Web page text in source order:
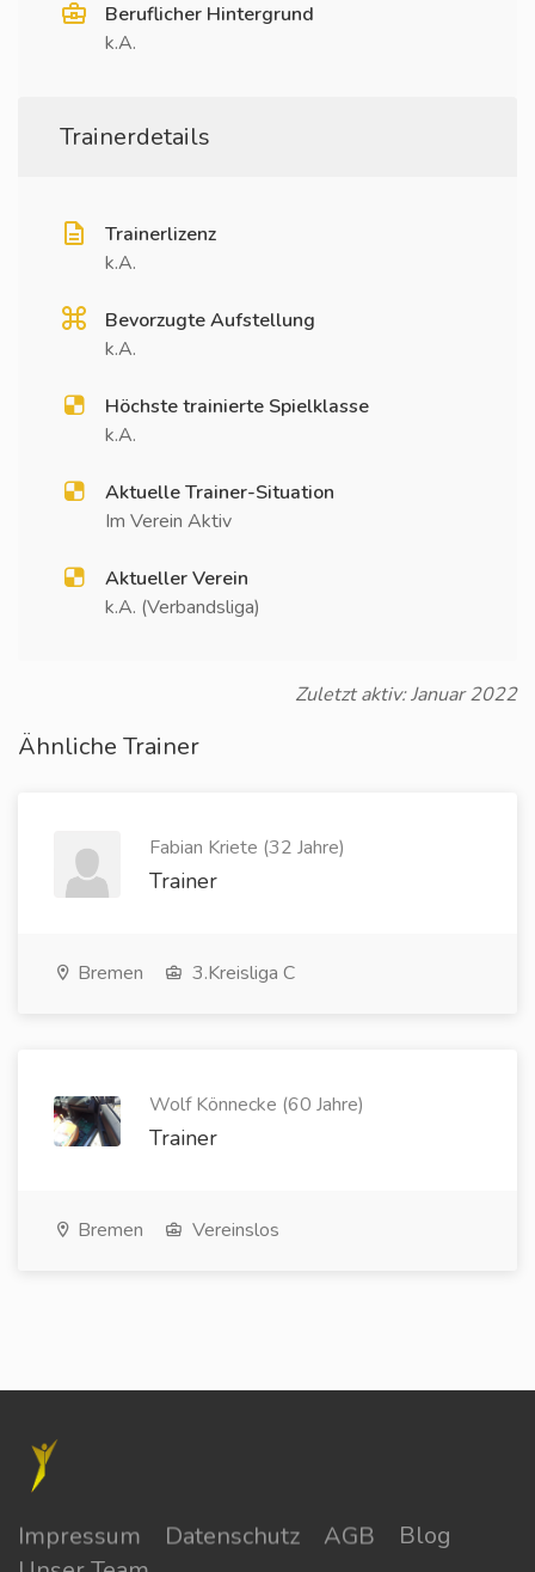
Beruflicher Hintergrund
k.A.
Trainerdetails
Trainerlizenz
k.A.
Bevorzugte Aufstellung
k.A.
Höchste trainierte Spielklasse
k.A.
Aktuelle Trainer-Situation
Im Verein Aktiv
Aktueller Verein
k.A. (Verbandsliga)
Zuletzt aktiv: Januar 2022
Ähnliche Trainer
Fabian Kriete (32 Jahre)
Trainer
Bremen 3.Kreisliga C
Wolf Könnecke (60 Jahre)
Trainer
Bremen Vereinslos
Impressum Datenschutz AGB
Blog